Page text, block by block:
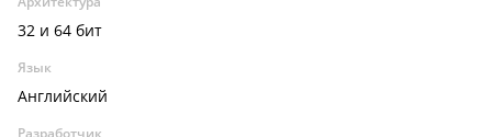
32 и 64 бит
Язык
Английский
Разработчик